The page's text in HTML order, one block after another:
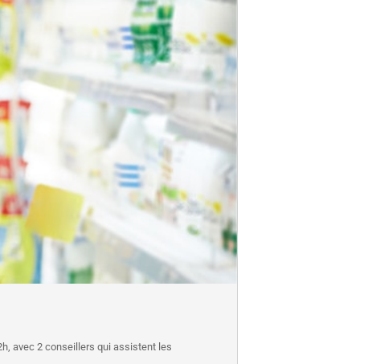
avec 2 conseillers qui assistent les